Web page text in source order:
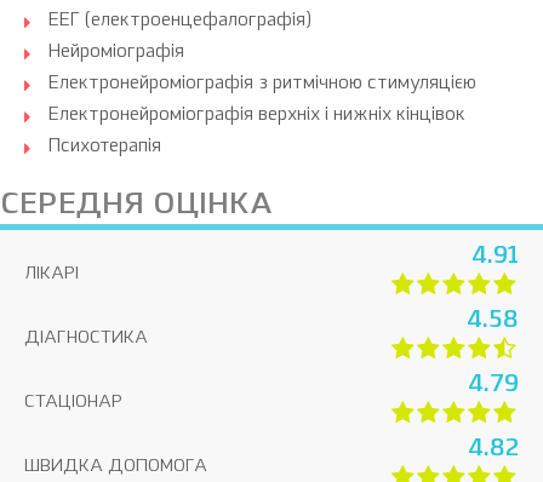
ЕЕГ (електроенцефалографія)
Нейроміографія
Електронейроміографія з ритмічною стимуляцією
Електронейроміографія верхніх і нижніх кінцівок
Психотерапія
СЕРЕДНЯ ОЦІНКА
ЛІКАРІ
4.91
ДІАГНОСТИКА
4.58
СТАЦІОНАР
4.79
ШВИДКА ДОПОМОГА
4.82